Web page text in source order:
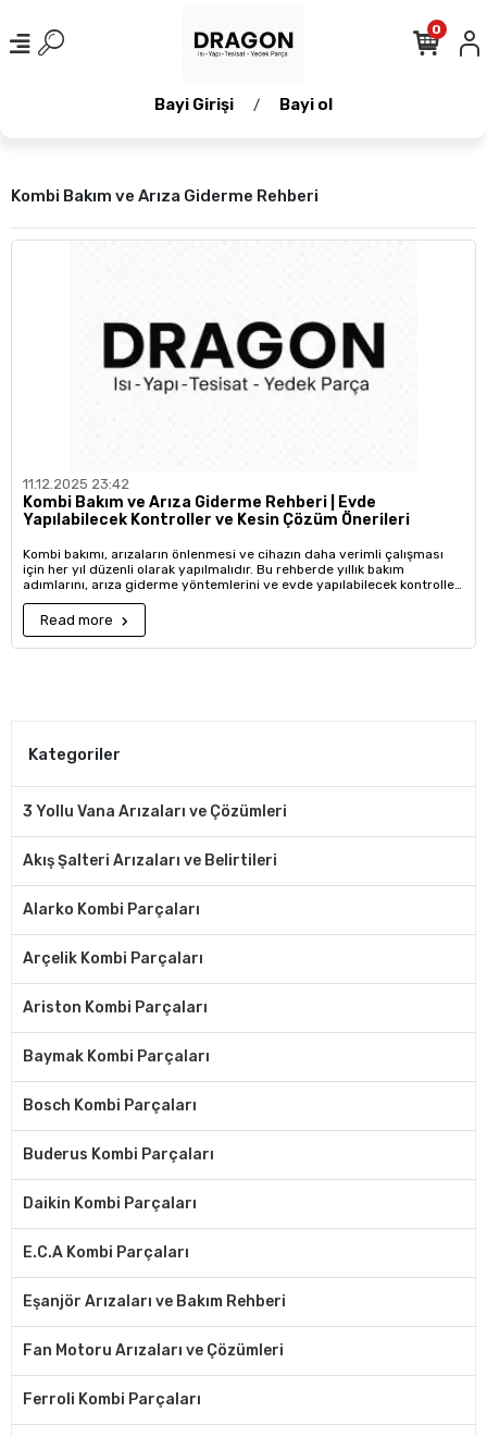
Bayi Girişi / Bayi ol
0
Kombi Bakım ve Arıza Giderme Rehberi
11.12.2025 23:42
Kombi Bakım ve Arıza Giderme Rehberi | Evde
Yapılabilecek Kontroller ve Kesin Çözüm Önerileri
Kombi bakımı, arızaların önlenmesi ve cihazın daha verimli çalışması
için her yıl düzenli olarak yapılmalıdır. Bu rehberde yıllık bakım
adımlarını, arıza giderme yöntemlerini ve evde yapılabilecek kontrolleri
anlattık.
Read more
Kategoriler
3 Yollu Vana Arızaları ve Çözümleri
Akış Şalteri Arızaları ve Belirtileri
Alarko Kombi Parçaları
Arçelik Kombi Parçaları
Ariston Kombi Parçaları
Baymak Kombi Parçaları
Bosch Kombi Parçaları
Buderus Kombi Parçaları
Daikin Kombi Parçaları
E.C.A Kombi Parçaları
Eşanjör Arızaları ve Bakım Rehberi
Fan Motoru Arızaları ve Çözümleri
Ferroli Kombi Parçaları